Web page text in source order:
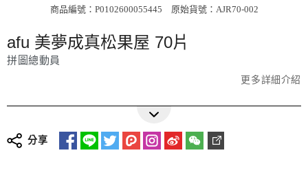
商品編號：P0102600055445 原始貨號：AJR70-002
afu 美夢成真松果屋 70片
拼圖總動員
更多詳細介紹
分享